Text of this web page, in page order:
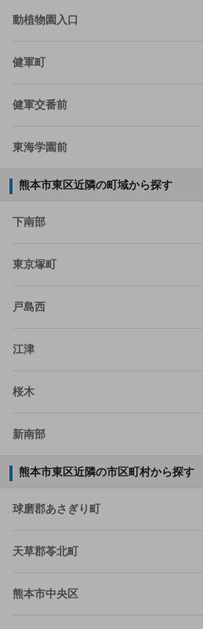
動植物園入口
健軍町
健軍交番前
東海学園前
熊本市東区近隣の町域から探す
下南部
東京塚町
戸島西
江津
桜木
新南部
熊本市東区近隣の市区町村から探す
球磨郡あさぎり町
天草郡苓北町
熊本市中央区